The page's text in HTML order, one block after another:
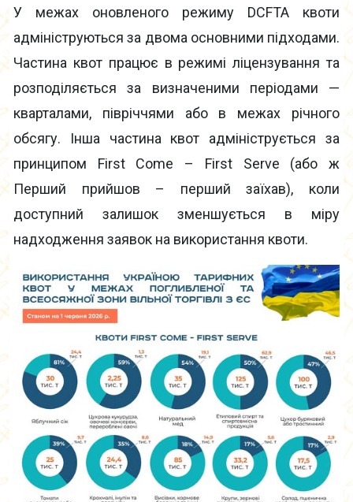
У межах оновленого режиму DCFTA квоти
адмініструються за двома основними підходами.
Частина квот працює в режимі ліцензування та
розподіляється за визначеними періодами —
кварталами, півріччями або в межах річного
обсягу. Інша частина квот адмініструється за
принципом First Come – First Serve (або ж
Перший прийшов – перший заїхав), коли
доступний залишок зменшується в міру
надходження заявок на використання квоти.